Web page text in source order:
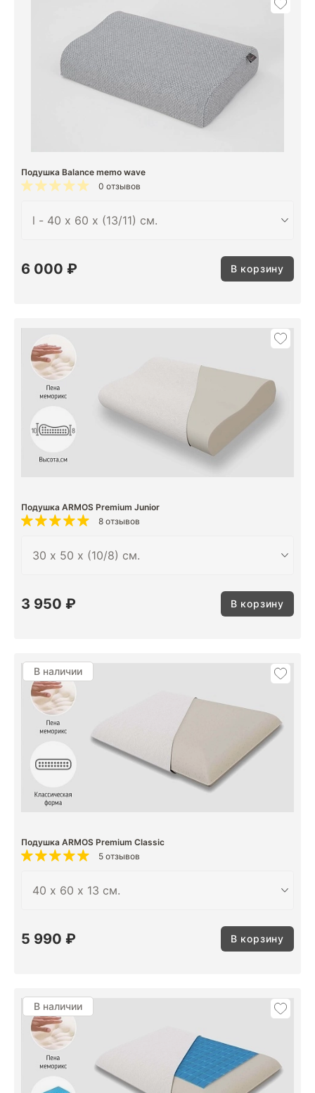
Подушка Balance memo wave
0 отзывов
6 000 ₽ В корзину
Подушка ARMOS Premium Junior
8 отзывов
3 950 ₽ В корзину
В наличии
Подушка ARMOS Premium Classic
5 отзывов
5 990 ₽ В корзину
В наличии